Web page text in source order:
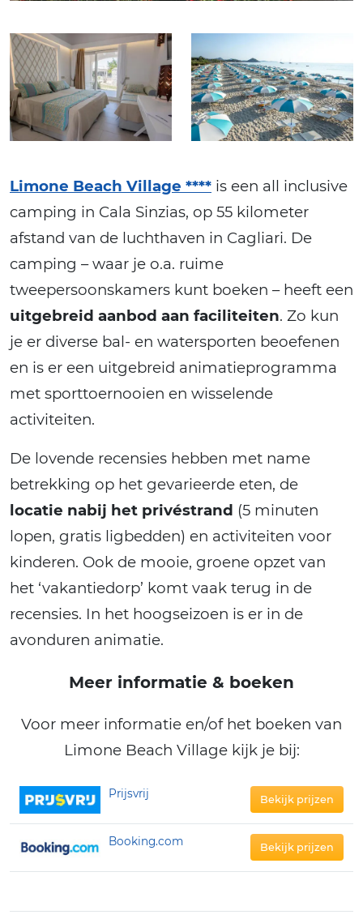
Limone Beach Village **** is een all inclusive
camping in Cala Sinzias, op 55 kilometer
afstand van de luchthaven in Cagliari. De
camping – waar je o.a. ruime
tweepersoonskamers kunt boeken – heeft een
uitgebreid aanbod aan faciliteiten. Zo kun
je er diverse bal- en watersporten beoefenen
en is er een uitgebreid animatieprogramma
met sporttoernooien en wisselende
activiteiten.
De lovende recensies hebben met name
betrekking op het gevarieerde eten, de
locatie nabij het privéstrand (5 minuten
lopen, gratis ligbedden) en activiteiten voor
kinderen. Ook de mooie, groene opzet van
het ‘vakantiedorp’ komt vaak terug in de
recensies. In het hoogseizoen is er in de
avonduren animatie.
Meer informatie & boeken
Voor meer informatie en/of het boeken van
Limone Beach Village kijk je bij:
Prijsvrij Bekijk prijzen
Booking.com Bekijk prijzen